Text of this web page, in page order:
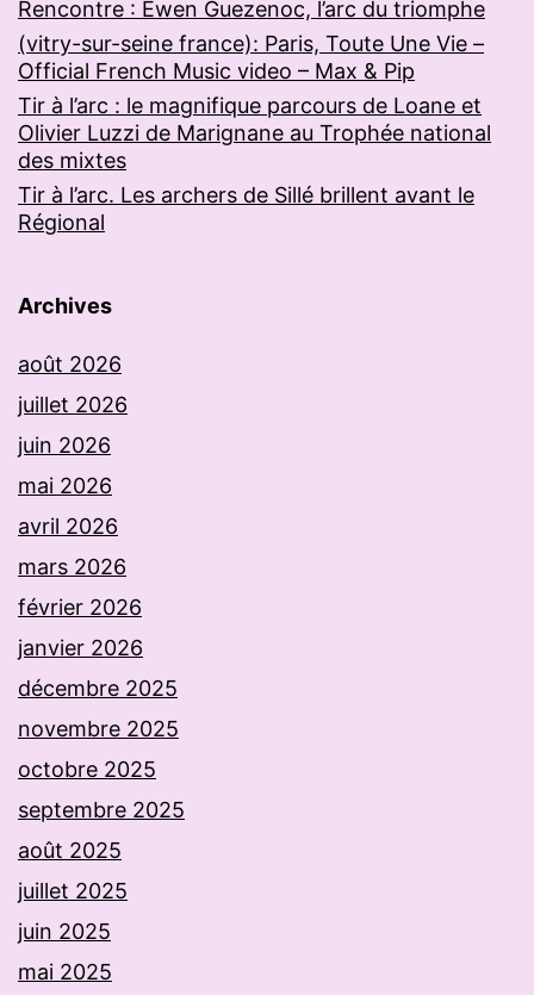
Rencontre : Ewen Guezenoc, l’arc du triomphe
(vitry-sur-seine france): Paris, Toute Une Vie –
Official French Music video – Max & Pip
Tir à l’arc : le magnifique parcours de Loane et
Olivier Luzzi de Marignane au Trophée national
des mixtes
Tir à l’arc. Les archers de Sillé brillent avant le
Régional
Archives
août 2026
juillet 2026
juin 2026
mai 2026
avril 2026
mars 2026
février 2026
janvier 2026
décembre 2025
novembre 2025
octobre 2025
septembre 2025
août 2025
juillet 2025
juin 2025
mai 2025